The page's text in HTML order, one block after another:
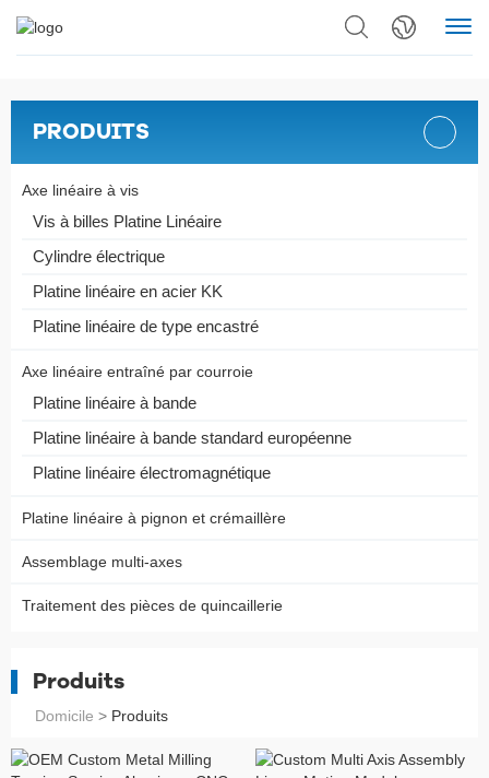
PRODUITS
Axe linéaire à vis
Vis à billes Platine Linéaire
Cylindre électrique
Platine linéaire en acier KK
Platine linéaire de type encastré
Axe linéaire entraîné par courroie
Platine linéaire à bande
Platine linéaire à bande standard européenne
Platine linéaire électromagnétique
Platine linéaire à pignon et crémaillère
Assemblage multi-axes
Traitement des pièces de quincaillerie
Produits
Domicile > Produits